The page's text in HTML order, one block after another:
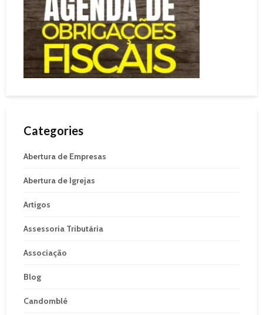
Categories
Abertura de Empresas
Abertura de Igrejas
Artigos
Assessoria Tributária
Associação
Blog
Candomblé